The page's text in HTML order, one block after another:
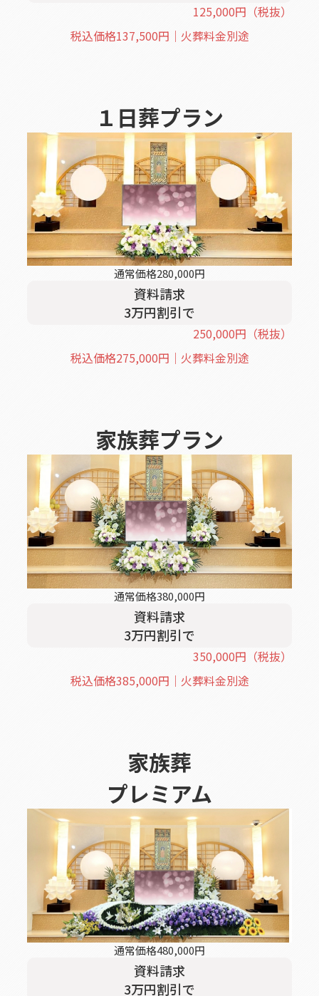
125,000円 （税抜）
税込価格137,500円｜火葬料金別途
１日葬プラン
通常価格280,000円
資料請求
3万円割引で
250,000円 （税抜）
税込価格275,000円｜火葬料金別途
家族葬プラン
通常価格380,000円
資料請求
3万円割引で
350,000円 （税抜）
税込価格385,000円｜火葬料金別途
家族葬
プレミアム
通常価格480,000円
資料請求
3万円割引で